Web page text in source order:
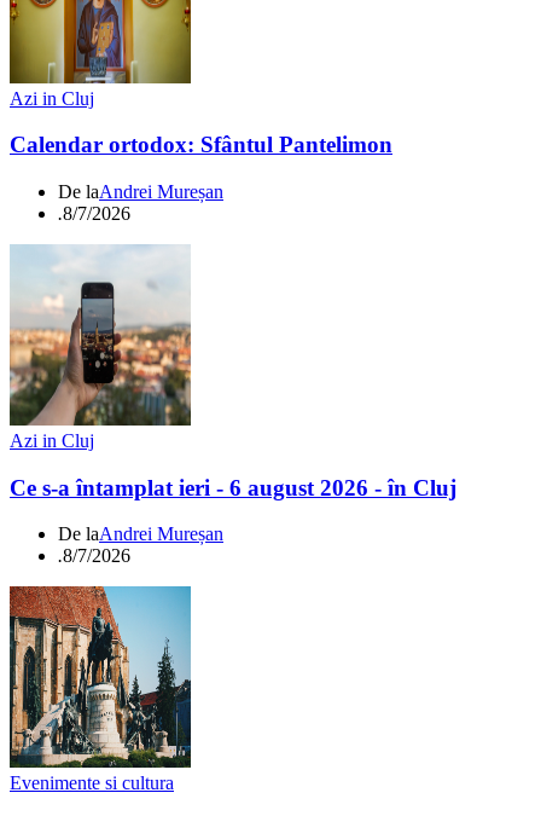
Azi in Cluj
Calendar ortodox: Sfântul Pantelimon
De laAndrei Mureșan
.8/7/2026
Azi in Cluj
Ce s-a întamplat ieri - 6 august 2026 - în Cluj
De laAndrei Mureșan
.8/7/2026
Evenimente si cultura